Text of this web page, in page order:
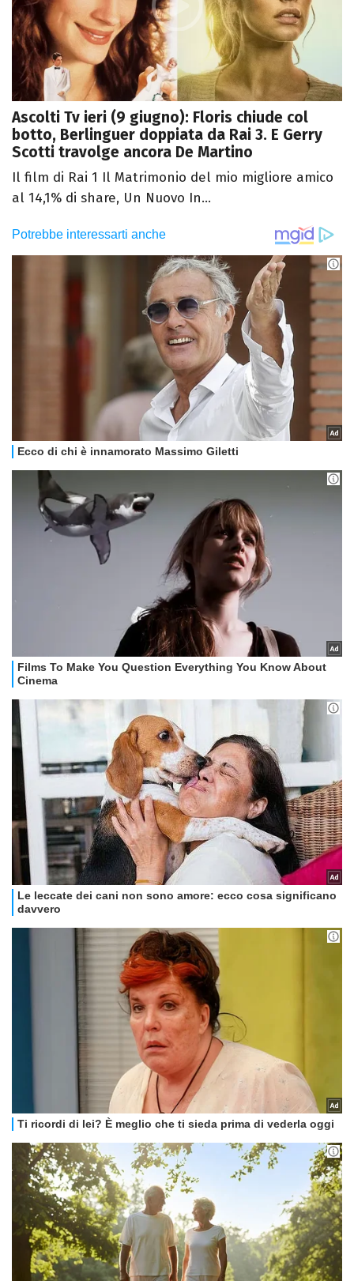
Ascolti Tv ieri (9 giugno): Floris chiude col
botto, Berlinguer doppiata da Rai 3. E Gerry
Scotti travolge ancora De Martino
Il film di Rai 1 Il Matrimonio del mio migliore amico
al 14,1% di share, Un Nuovo In...